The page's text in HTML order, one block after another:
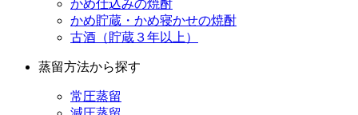
かめ仕込みの焼酎
かめ貯蔵・かめ寝かせの焼酎
古酒（貯蔵３年以上）
蒸留方法から探す
常圧蒸留